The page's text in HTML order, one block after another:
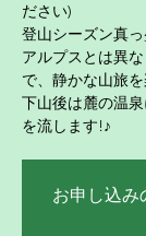
ださい)
登山シーズン真
アルプスとは異
で、静かな山旅を
下山後は麓の温
を流します!♪
お申し込み